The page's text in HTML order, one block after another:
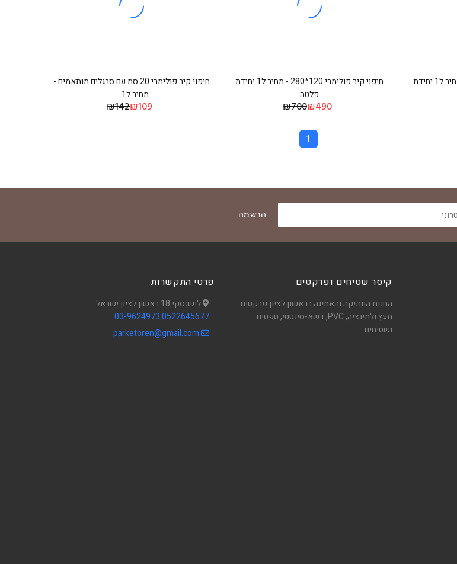
חיפוי קיר פולימרי 120*280 - מחיר ל1 יחידת
חיפוי קיר פולימרי 120*280 - מחיר ל1 יחידת
פלטה
₪490
₪700
חיפוי קיר פולימרי 20 סמ עם סרגלים מותאמים -
מחיר ל1 ...
₪109
₪142
1
הרשמה
קיסר שטיחים ופרקטים
החנות הוותיקה והאמינה בראשון לציון פרקטים
מעץ ולמינציה, PVC, דשא-סינטטי, טפטים
ושטיחים.
פרטי התקשרות
לישנסקי 18 ראשון לציון ישראל
0522645677
03-9624973